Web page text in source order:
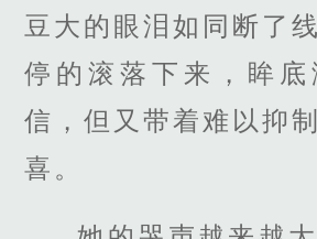
豆大的眼泪如同断了
停的滚落下来，眸底
信，但又带着难以抑
喜。